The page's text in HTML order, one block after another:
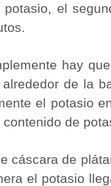
el
hay
de la
el potasio
de
cáscara de
el potasio